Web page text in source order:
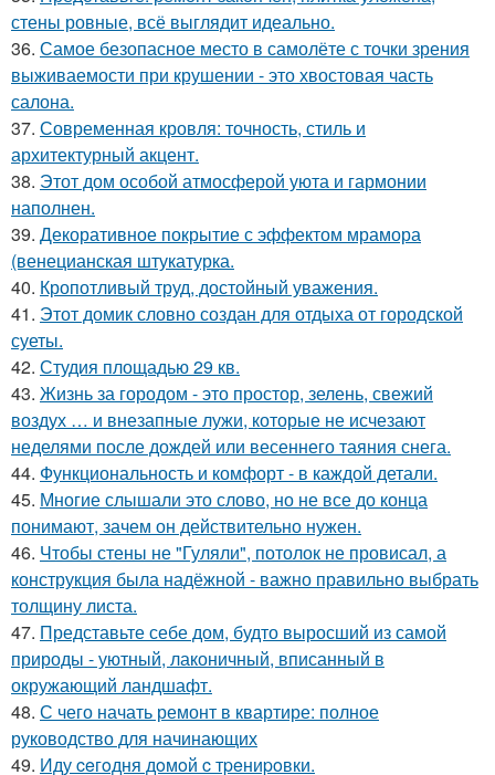
стены ровные, всё выглядит идеально.
36. Самое безопасное место в самолёте с точки зрения
выживаемости при крушении - это хвостовая часть
салона.
37. Современная кровля: точность, стиль и
архитектурный акцент.
38. Этот дом особой атмосферой уюта и гармонии
наполнен.
39. Декоративное покрытие с эффектом мрамора
(венецианская штукатурка.
40. Кропотливый труд, достойный уважения.
41. Этот домик словно создан для отдыха от городской
суеты.
42. Студия площадью 29 кв.
43. Жизнь за городом - это простор, зелень, свежий
воздух … и внезапные лужи, которые не исчезают
неделями после дождей или весеннего таяния снега.
44. Функциональность и комфорт - в каждой детали.
45. Многие слышали это слово, но не все до конца
понимают, зачем он действительно нужен.
46. Чтобы стены не "Гуляли", потолок не провисал, а
конструкция была надёжной - важно правильно выбрать
толщину листа.
47. Представьте себе дом, будто выросший из самой
природы - уютный, лаконичный, вписанный в
окружающий ландшафт.
48. С чего начать ремонт в квартире: полное
руководство для начинающих
49. Иду ceгoдня дoмoй c тpeниpoвки.